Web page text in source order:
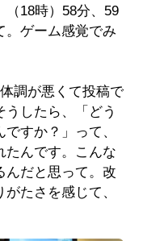
（18時）58分、59
。ゲーム感覚でみ
調が悪くて投稿で
したら、「どう
すか？」って、
たんです。こんな
んだと思って。改
たさを感じて、